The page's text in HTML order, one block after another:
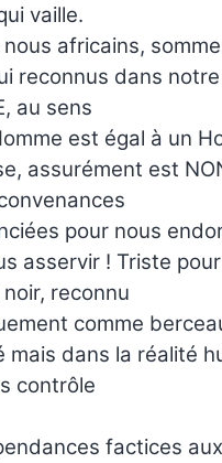
vaille.
africains,
reconnus dans notre
au sens
est égal à un
assurément est
pour nous
asservir ! Triste
reconnu
comme
mais dans la réalité
contrôle
factices